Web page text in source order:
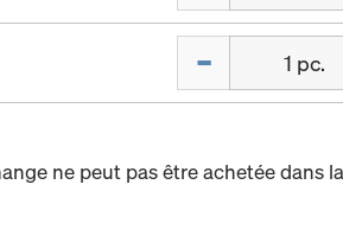
ne peut pas être achetée dans